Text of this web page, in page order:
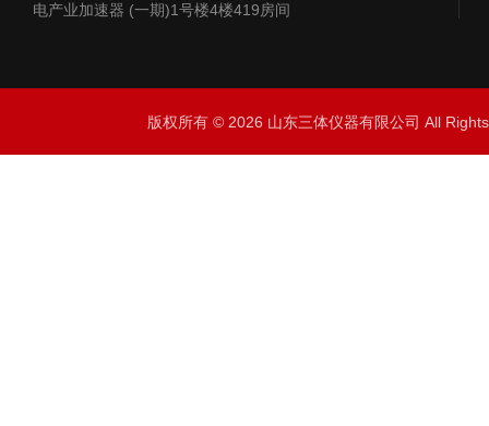
电产业加速器 (一期)1号楼4楼419房间
版权所有 © 2026 山东三体仪器有限公司 All